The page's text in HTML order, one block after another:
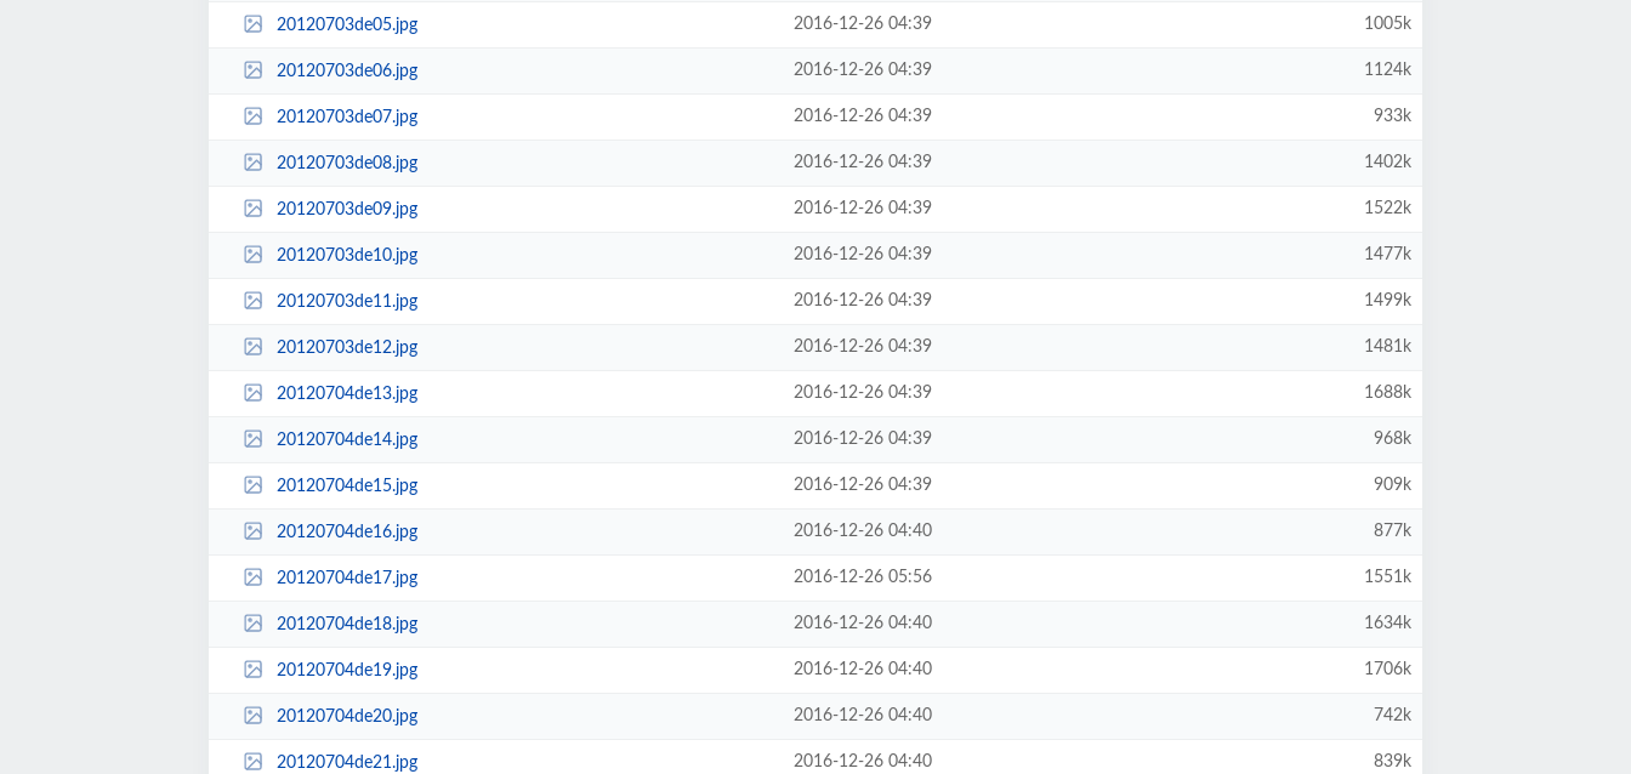
20120703de05.jpg 2016-12-26 04:39 1005k
20120703de06.jpg 2016-12-26 04:39 1124k
20120703de07.jpg 2016-12-26 04:39 933k
20120703de08.jpg 2016-12-26 04:39 1402k
20120703de09.jpg 2016-12-26 04:39 1522k
20120703de10.jpg 2016-12-26 04:39 1477k
20120703de11.jpg 2016-12-26 04:39 1499k
20120703de12.jpg 2016-12-26 04:39 1481k
20120704de13.jpg 2016-12-26 04:39 1688k
20120704de14.jpg 2016-12-26 04:39 968k
20120704de15.jpg 2016-12-26 04:39 909k
20120704de16.jpg 2016-12-26 04:40 877k
20120704de17.jpg 2016-12-26 05:56 1551k
20120704de18.jpg 2016-12-26 04:40 1634k
20120704de19.jpg 2016-12-26 04:40 1706k
20120704de20.jpg 2016-12-26 04:40 742k
20120704de21.jpg 2016-12-26 04:40 839k